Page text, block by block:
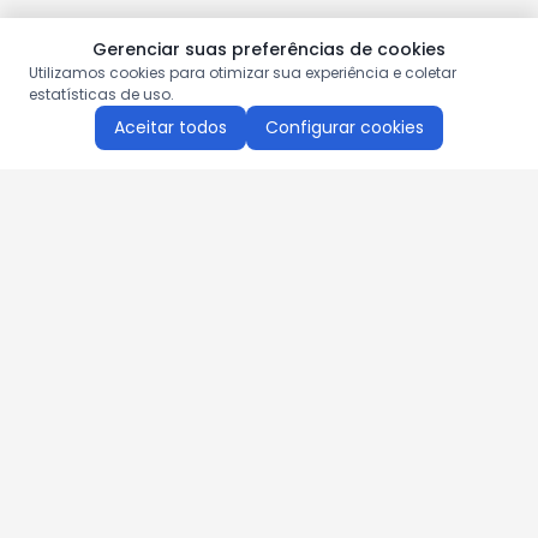
Gerenciar suas preferências de cookies
Utilizamos cookies para otimizar sua experiência e coletar
estatísticas de uso.
Aceitar todos Configurar cookies